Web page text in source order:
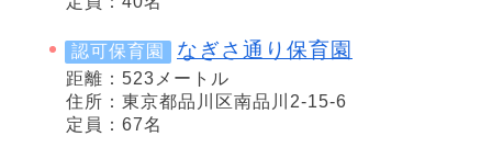
認可保育園 なぎさ通り保育園
距離：523メートル
住所：東京都品川区南品川2-15-6
定員：67名